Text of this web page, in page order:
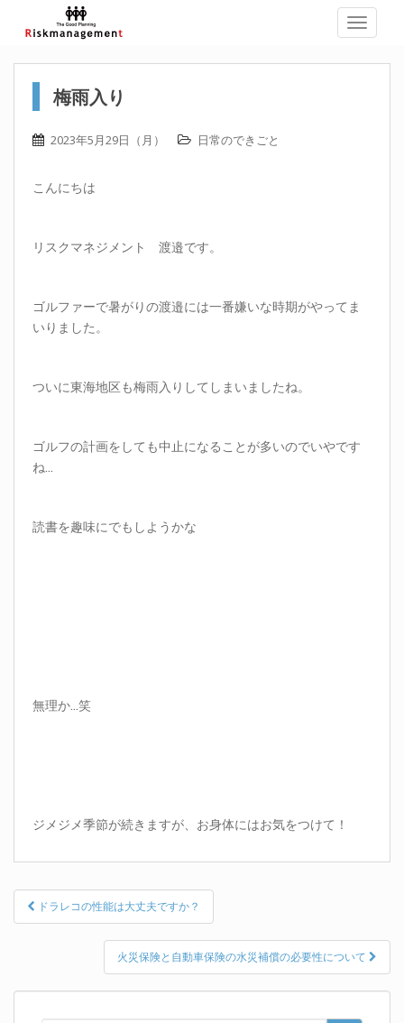
梅雨入り
2023年5月29日（月） 日常のできごと
こんにちは
リスクマネジメント 渡邉です。
ゴルファーで暑がりの渡邉には一番嫌いな時期がやってま
いりました。
ついに東海地区も梅雨入りしてしまいましたね。
ゴルフの計画をしても中止になることが多いのでいやです
ね…
読書を趣味にでもしようかな
無理か…笑
ジメジメ季節が続きますが、お身体にはお気をつけて！
Post
navigation
ドラレコの性能は大丈夫ですか？
火災保険と自動車保険の水災補償の必要性について